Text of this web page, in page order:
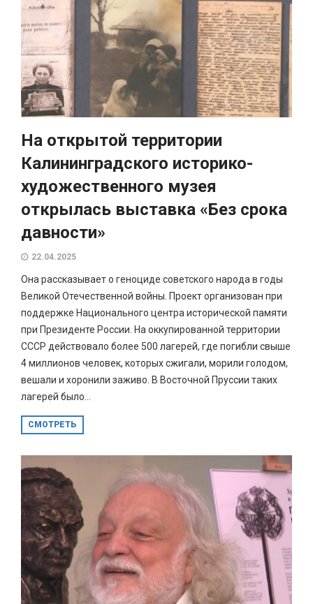
На открытой территории
Калининградского историко-
художественного музея
открылась выставка «Без срока
давности»
22.04.2025
Она рассказывает о геноциде советского народа в годы
Великой Отечественной войны. Проект организован при
поддержке Национального центра исторической памяти
при Президенте России. На оккупированной территории
СССР действовало более 500 лагерей, где погибли свыше
4 миллионов человек, которых сжигали, морили голодом,
вешали и хоронили заживо. В Восточной Пруссии таких
лагерей было...
СМОТРЕТЬ